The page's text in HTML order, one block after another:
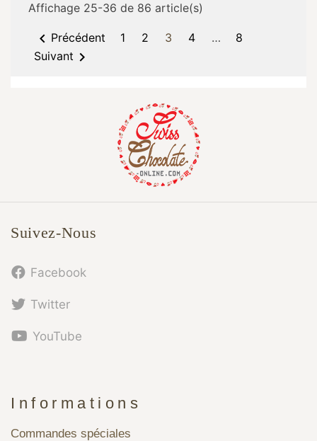
Affichage 25-36 de 86 article(s)
 Précédent 1 2 3 4 …
8
Suivant 
Suivez-Nous
Facebook
Twitter
YouTube
Informations
Commandes spéciales